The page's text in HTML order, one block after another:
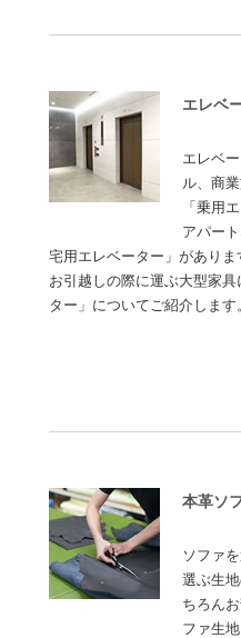
エレベ
エレベ
ル、商
「乗用
アパー
宅用エレベーター」がありま
お引越しの際に運ぶ大型家
ター」についてご紹介しま
本革ソ
ソファ
選ぶ生
ちろん
ファ生